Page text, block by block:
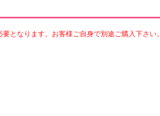
となります。お客様ご自身で別途ご購入下さい。